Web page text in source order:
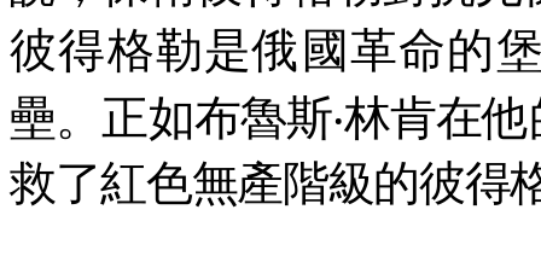
彼得格勒是俄國革命的
壘。正如布魯斯‧林肯在
救了紅色無產階級的彼得